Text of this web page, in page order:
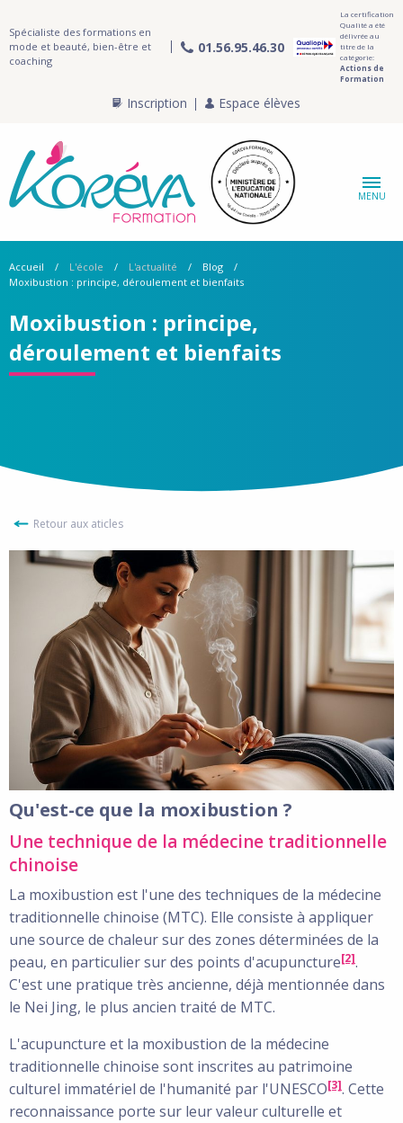
Spécialiste des formations en
mode et beauté, bien-être et
coaching
01.56.95.46.30
La certification
Qualité a été
délivrée au
titre de la
catégorie:
Actions de
Formation
Inscription Espace élèves
MENU
Accueil L'école L'actualité
Blog
Moxibustion : principe, déroulement et bienfaits
Moxibustion : principe,
déroulement et bienfaits
Retour aux aticles
Qu'est-ce que la moxibustion ?
Une technique de la médecine traditionnelle
chinoise
La moxibustion est l'une des techniques de la médecine
traditionnelle chinoise (MTC). Elle consiste à appliquer
une source de chaleur sur des zones déterminées de la
peau, en particulier sur des points d'acupuncture[2].
C'est une pratique très ancienne, déjà mentionnée dans
le Nei Jing, le plus ancien traité de MTC.
L'acupuncture et la moxibustion de la médecine
traditionnelle chinoise sont inscrites au patrimoine
culturel immatériel de l'humanité par l'UNESCO[3]. Cette
reconnaissance porte sur leur valeur culturelle et